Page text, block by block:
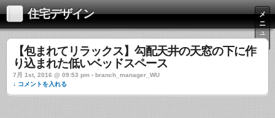
住宅デザイン
メ
ニ
ュ
ー
【包まれてリラックス】勾配天井の天窓の下に作
り込まれた低いベッドスペース
7月 1st, 2016 @ 09:53 pm › branch_manager_WU
↓ コメントを入れる